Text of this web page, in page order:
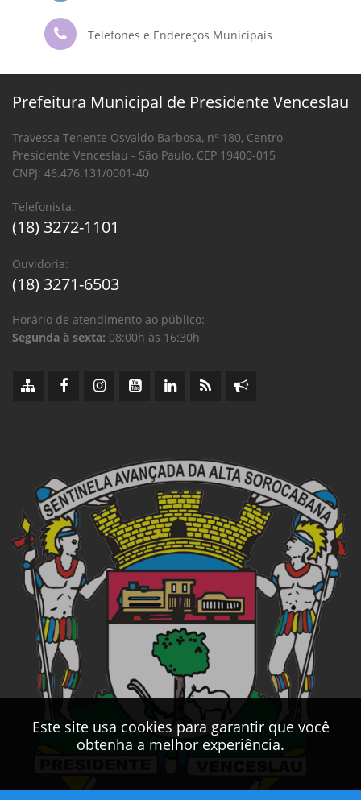
Telefones e Endereços Municipais
Este site usa cookies para garantir que você
obtenha a melhor experiência.
Prefeitura Municipal de Presidente Venceslau
Travessa Tenente Osvaldo Barbosa, nº 180, Centro
Presidente Venceslau - São Paulo, CEP 19400-015
CNPJ: 46.476.131/0001-40
Telefonista:
(18) 3272-1101
Ouvidoria:
(18) 3271-6503
Horário de atendimento ao público:
Segunda à sexta: 08:00h às 16:30h